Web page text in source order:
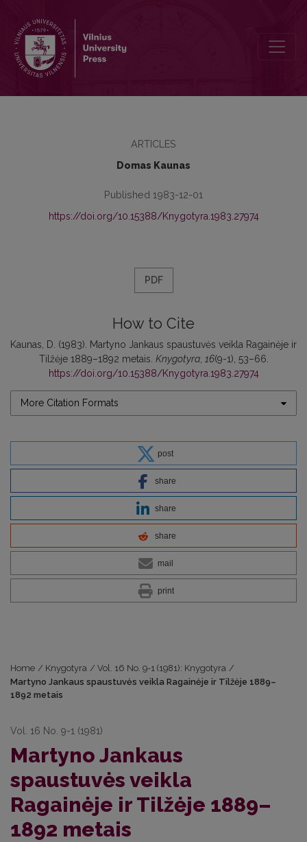
ARTICLES
Domas Kaunas
Published 1983-12-01
https://doi.org/10.15388/Knygotyra.1983.27974
PDF
How to Cite
Kaunas, D. (1983). Martyno Jankaus spaustuvės veikla Ragainėje ir
Tilžėje 1889–1892 metais. Knygotyra, 16(9-1), 53–66.
https://doi.org/10.15388/Knygotyra.1983.27974
More Citation Formats
post
share
share
share
mail
print
Home / Knygotyra / Vol. 16 No. 9-1 (1981): Knygotyra /
Martyno Jankaus spaustuvės veikla Ragainėje ir Tilžėje 1889–
1892 metais
Vol. 16 No. 9-1 (1981)
Martyno Jankaus
spaustuvės veikla
Ragainėje ir Tilžėje 1889–
1892 metais